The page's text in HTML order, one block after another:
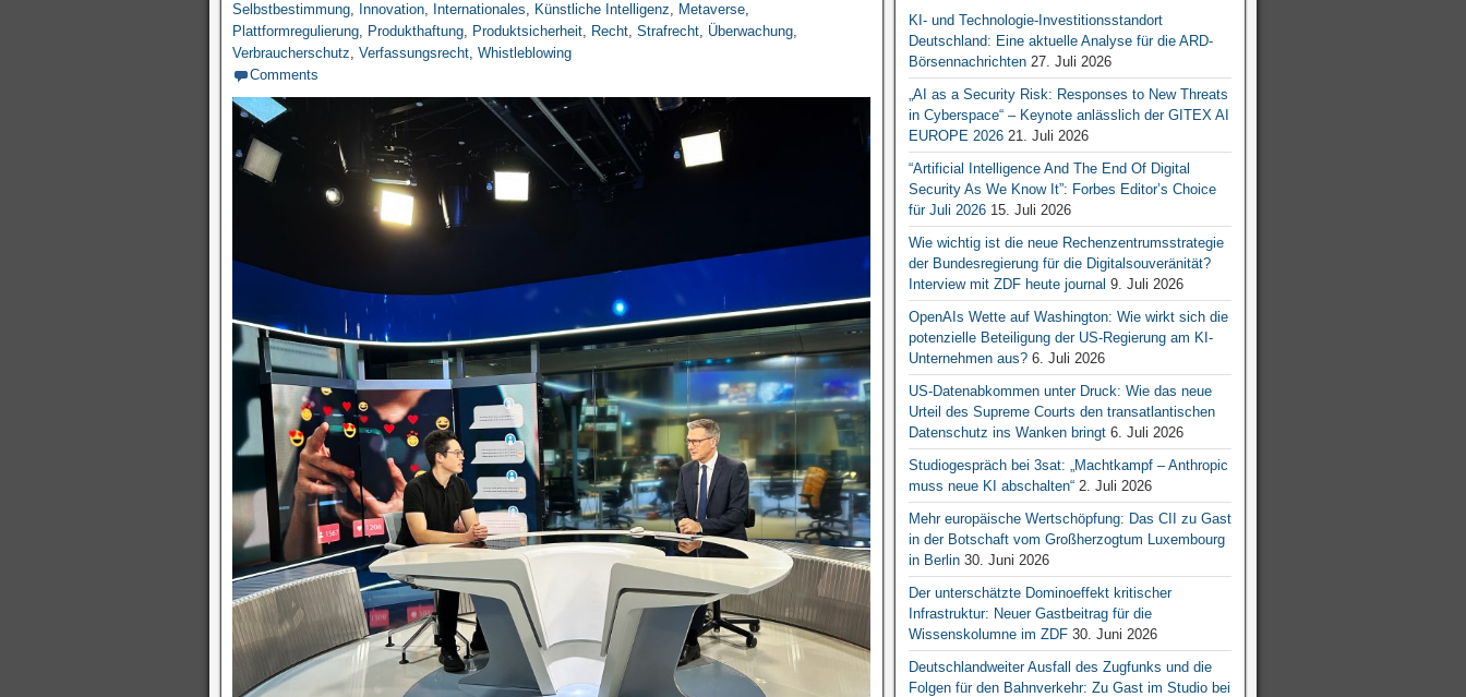
Selbstbestimmung, Innovation, Internationales, Künstliche Intelligenz, Metaverse,
Plattformregulierung, Produkthaftung, Produktsicherheit, Recht, Strafrecht, Überwachung,
Verbraucherschutz, Verfassungsrecht, Whistleblowing
Comments
KI- und Technologie-Investitionsstandort
Deutschland: Eine aktuelle Analyse für die ARD-
Börsennachrichten 27. Juli 2026
„AI as a Security Risk: Responses to New Threats
in Cyberspace“ – Keynote anlässlich der GITEX AI
EUROPE 2026 21. Juli 2026
“Artificial Intelligence And The End Of Digital
Security As We Know It”: Forbes Editor’s Choice
für Juli 2026 15. Juli 2026
Wie wichtig ist die neue Rechenzentrumsstrategie
der Bundesregierung für die Digitalsouveränität?
Interview mit ZDF heute journal 9. Juli 2026
OpenAIs Wette auf Washington: Wie wirkt sich die
potenzielle Beteiligung der US-Regierung am KI-
Unternehmen aus? 6. Juli 2026
US-Datenabkommen unter Druck: Wie das neue
Urteil des Supreme Courts den transatlantischen
Datenschutz ins Wanken bringt 6. Juli 2026
Studiogespräch bei 3sat: „Machtkampf – Anthropic
muss neue KI abschalten“ 2. Juli 2026
Mehr europäische Wertschöpfung: Das CII zu Gast
in der Botschaft vom Großherzogtum Luxembourg
in Berlin 30. Juni 2026
Der unterschätzte Dominoeffekt kritischer
Infrastruktur: Neuer Gastbeitrag für die
Wissenskolumne im ZDF 30. Juni 2026
Deutschlandweiter Ausfall des Zugfunks und die
Folgen für den Bahnverkehr: Zu Gast im Studio bei